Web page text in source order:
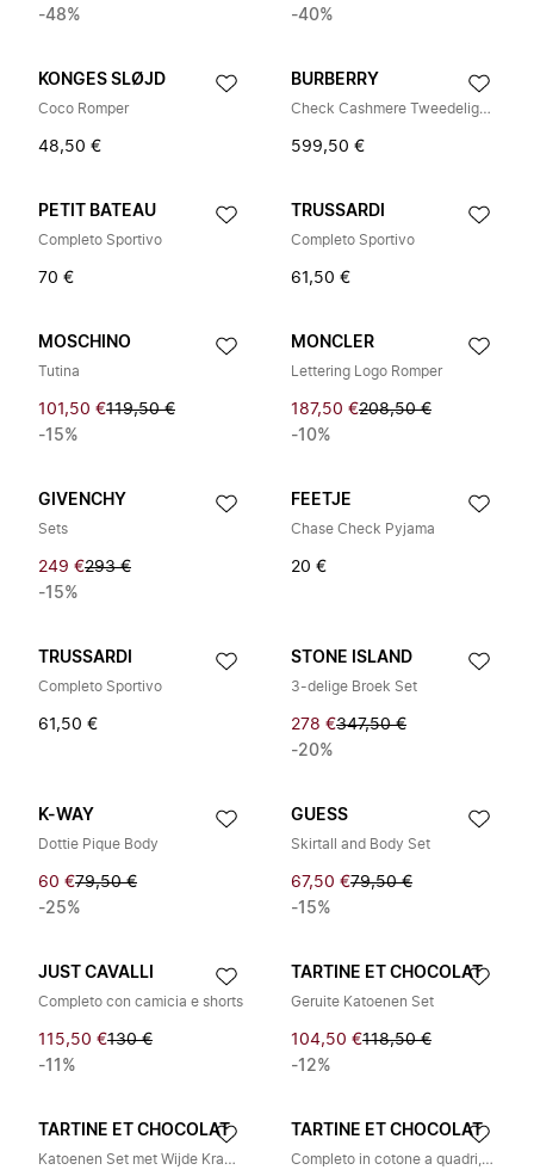
-48%
-40%
KONGES SLØJD
Coco Romper
48,50 €
BURBERRY
Check Cashmere Tweedelige Set
599,50 €
PETIT BATEAU
Completo Sportivo
70 €
TRUSSARDI
Completo Sportivo
61,50 €
MOSCHINO
Tutina
101,50 €119,50 €
-15%
MONCLER
Lettering Logo Romper
187,50 €208,50 €
-10%
GIVENCHY
Sets
249 €293 €
-15%
FEETJE
Chase Check Pyjama
20 €
TRUSSARDI
Completo Sportivo
61,50 €
STONE ISLAND
3-delige Broek Set
278 €347,50 €
-20%
K-WAY
Dottie Pique Body
60 €79,50 €
-25%
GUESS
Skirtall and Body Set
67,50 €79,50 €
-15%
JUST CAVALLI
Completo con camicia e shorts
115,50 €130 €
-11%
TARTINE ET CHOCOLAT
Geruite Katoenen Set
104,50 €118,50 €
-12%
TARTINE ET CHOCOLAT
Katoenen Set met Wijde Kraag en Borduurwerk
TARTINE ET CHOCOLAT
Completo in cotone a quadri, con culotte e canotta